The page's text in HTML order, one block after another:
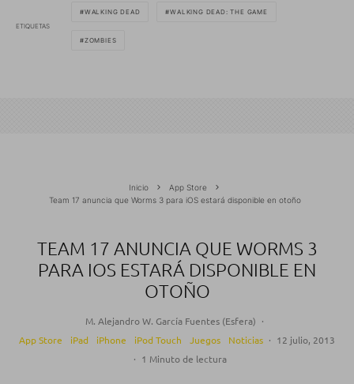
ETIQUETAS
WALKING DEAD WALKING DEAD: THE GAME
ZOMBIES
Inicio
App Store
Team 17 anuncia que Worms 3 para iOS estará disponible en otoño
TEAM 17 ANUNCIA QUE WORMS 3
PARA IOS ESTARÁ DISPONIBLE EN
OTOÑO
M. Alejandro W. García Fuentes (Esfera) ·
App Store
iPad iPhone iPod Touch Juegos Noticias · 12 julio, 2013
· 1 Minuto de lectura